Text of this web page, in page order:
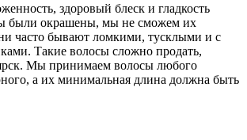
здоровый блеск и гладкость
были окрашены, мы не сможем их
часто бывают ломкими, тусклыми и с
Такие волосы сложно продать,
Мы принимаем волосы любого
а их минимальная длина должна быть